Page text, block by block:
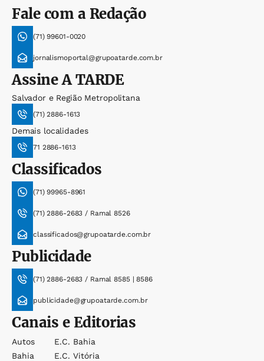
Fale com a Redação
(71) 99601-0020
jornalismoportal@grupoatarde.com.br
AssineA TARDE
Salvador e Região Metropolitana
(71) 2886-1613
Demais localidades
71 2886-1613
Classificados
(71) 99965-8961
(71) 2886-2683 / Ramal 8526
classificados@grupoatarde.com.br
Publicidade
(71) 2886-2683 / Ramal 8585 | 8586
publicidade@grupoatarde.com.br
Canais e Editorias
Autos
Bahia
E.c. Bahia
E.c. Vitória